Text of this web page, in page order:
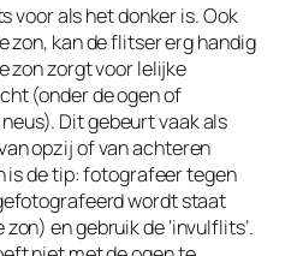
voor als het donker is. Ook
zon, kan de flitser erg handig
zon zorgt voor lelijke
(onder de ogen of
Dit gebeurt vaak als
opzij of van achteren
is de tip: fotografeer tegen
wordt staat
en gebruik de ‘invulflits’.